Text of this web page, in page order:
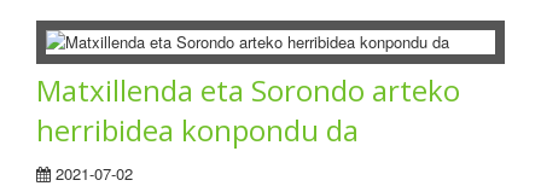
Matxillenda eta Sorondo arteko
herribidea konpondu da
2021-07-02